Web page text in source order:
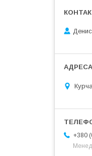
Денис
+380